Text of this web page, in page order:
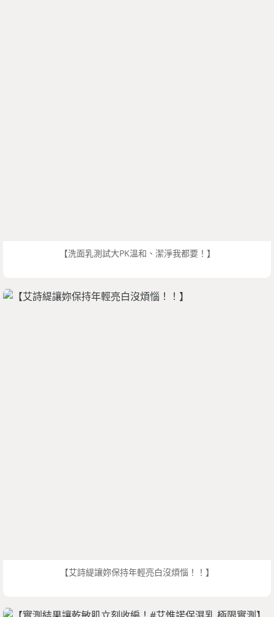
【洗面乳測試大PK溫和、潔淨我都要！】
【艾詩緹讓妳保持年輕亮白沒煩惱！！】